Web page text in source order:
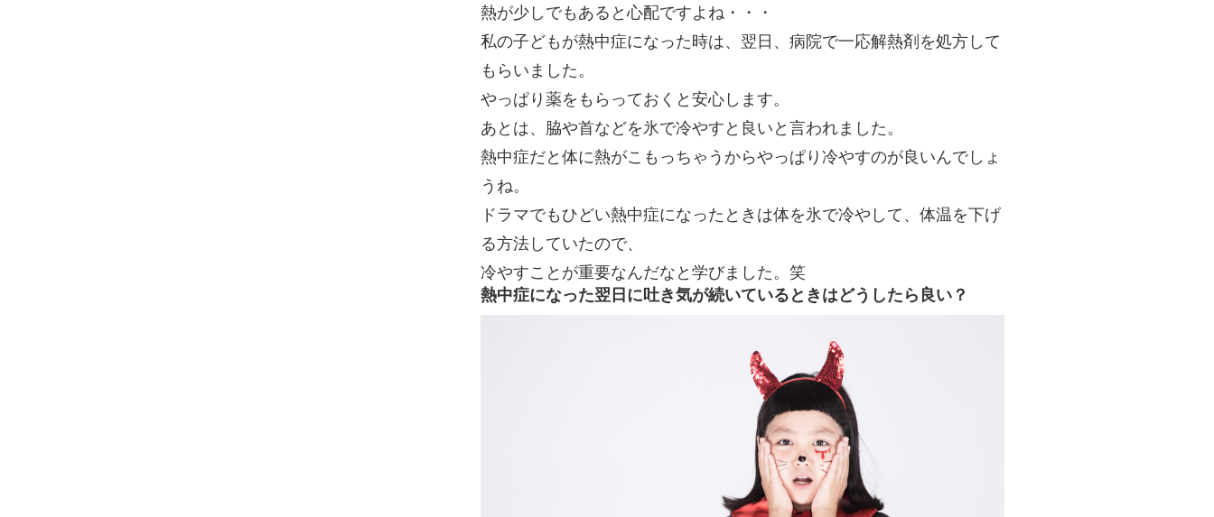
熱が少しでもあると心配ですよね・・・
私の子どもが熱中症になった時は、翌日、病院で一応解熱剤を処方して
もらいました。
やっぱり薬をもらっておくと安心します。
あとは、脇や首などを氷で冷やすと良いと言われました。
熱中症だと体に熱がこもっちゃうからやっぱり冷やすのが良いんでしょ
うね。
ドラマでもひどい熱中症になったときは体を氷で冷やして、体温を下げ
る方法していたので、
冷やすことが重要なんだなと学びました。笑
熱中症になった翌日に吐き気が続いているときはどうしたら良い？